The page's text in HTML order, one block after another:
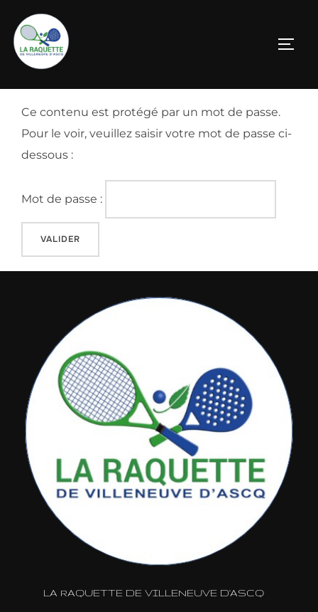
contenu
Ce contenu est protégé par un mot de passe.
Pour le voir, veuillez saisir votre mot de passe ci-
dessous :
Mot de passe :
LA RAQUETTE DE VILLENEUVE D'ASCQ